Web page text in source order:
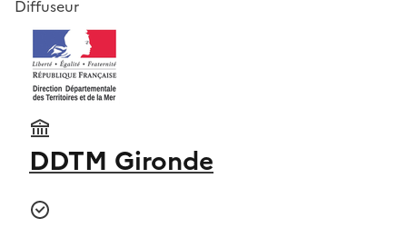
Diffuseur
DDTM Gironde